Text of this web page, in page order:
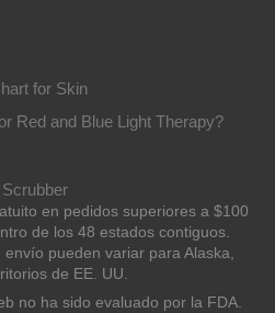
for Skin
Red and Blue Light Therapy?
en pedidos superiores a $100
de los 48 estados contiguos.
pueden variar para Alaska,
de EE. UU.
no ha sido evaluado por la FDA.